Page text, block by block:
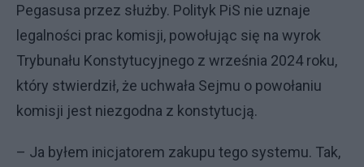
Pegasusa przez służby. Polityk PiS nie uznaje
legalności prac komisji, powołując się na wyrok
Trybunału Konstytucyjnego z września 2024 roku,
który stwierdził, że uchwała Sejmu o powołaniu
komisji jest niezgodna z konstytucją.
– Ja byłem inicjatorem zakupu tego systemu. Tak,